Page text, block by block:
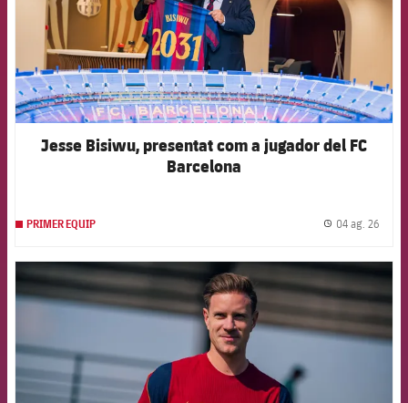
Jesse Bisiwu, presentat com a jugador del FC
Barcelona
PRIMER EQUIP 04 ag. 26
FCB Barcelona badge